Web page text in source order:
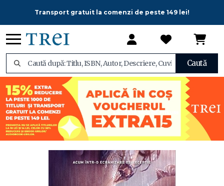
Transport gratuit la comenzi de peste 149 lei!
Caută